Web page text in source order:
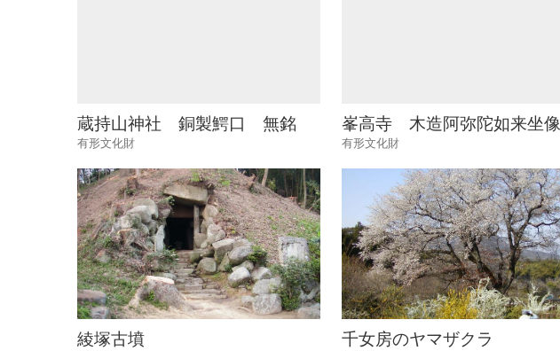
蔵持山神社 銅製鰐口 無銘
有形文化財
峯高寺 木造阿弥陀如来坐像
有形文化財
綾塚古墳 千女房のヤマザクラ